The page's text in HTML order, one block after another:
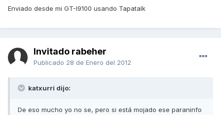
Enviado desde mi GT-I9100 usando Tapatalk
Invitado rabeher
Publicado 28 de Enero del 2012
katxurri dijo:
De eso mucho yo no se, pero si está mojado ese paraninfo